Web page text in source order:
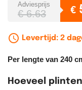
Adviesprijs
€ 6.63 €
Levertijd: 2
Per lengte van 240
Hoeveel